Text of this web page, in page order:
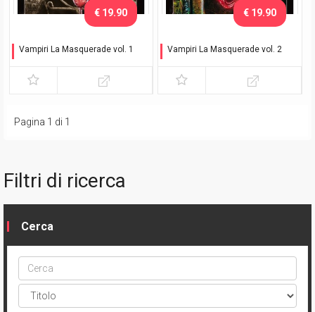
Vampiri La Masquerade vol. 1
€ 19.90
Vampiri La Masquerade vol. 2
€ 19.90
Pagina 1 di 1
Filtri di ricerca
Cerca
Cerca
ptype